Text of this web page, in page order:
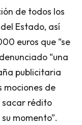
de todos los
Estado, así
euros que “se
“una
publicitaria
mociones de
sacar rédito
momento”.